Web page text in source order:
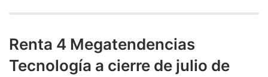
Renta 4 Megatendencias
Tecnología a cierre de julio de